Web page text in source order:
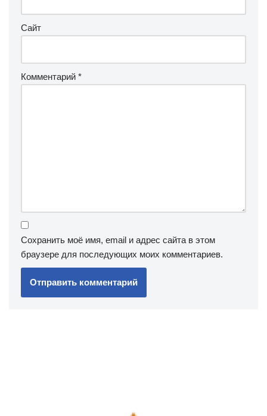
Сайт
Комментарий *
Сохранить моё имя, email и адрес сайта в этом
браузере для последующих моих комментариев.